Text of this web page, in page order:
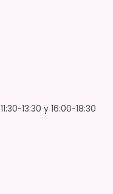
13:30 y 16:00-18:30